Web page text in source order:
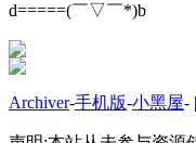
d=====(￣▽￣*)b
Archiver-手机版-小黑屋- |